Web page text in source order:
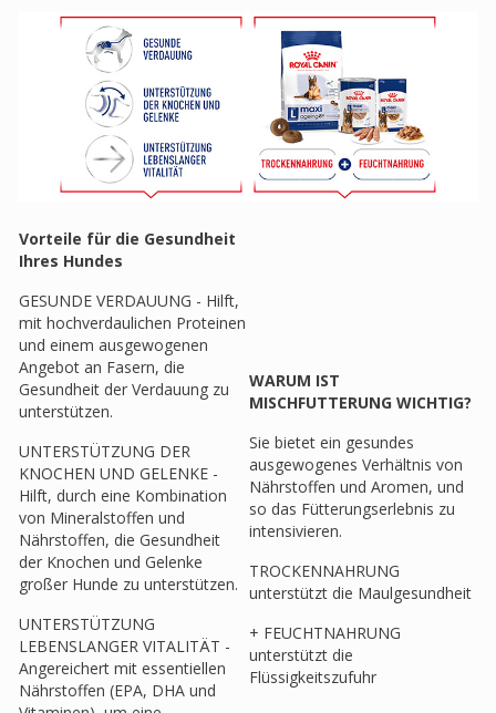
Vorteile für die Gesundheit
Ihres Hundes
GESUNDE VERDAUUNG - Hilft,
mit hochverdaulichen Proteinen
und einem ausgewogenen
Angebot an Fasern, die
Gesundheit der Verdauung zu
unterstützen.
UNTERSTÜTZUNG DER
KNOCHEN UND GELENKE -
Hilft, durch eine Kombination
von Mineralstoffen und
Nährstoffen, die Gesundheit
der Knochen und Gelenke
großer Hunde zu unterstützen.
UNTERSTÜTZUNG
LEBENSLANGER VITALITÄT -
Angereichert mit essentiellen
Nährstoffen (EPA, DHA und
WARUM IST
MISCHFUTTERUNG WICHTIG?
Sie bietet ein gesundes
ausgewogenes Verhältnis von
Nährstoffen und Aromen, und
so das Fütterungserlebnis zu
intensivieren.
TROCKENNAHRUNG
unterstützt die Maulgesundheit
+ FEUCHTNAHRUNG
unterstützt die
Flüssigkeitszufuhr